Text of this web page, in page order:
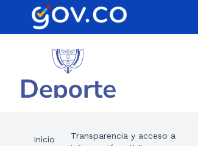
Inicio
Transparencia y acceso a